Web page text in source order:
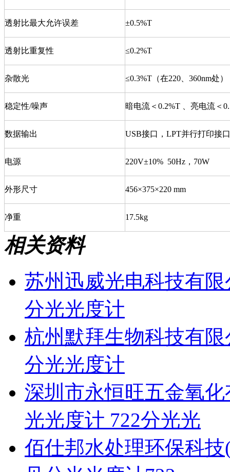
透射比最大允许误差 ±0.5%T
透射比重复性 ≤0.2%T
杂散光 ≤0.3%T（在220、360nm处）
稳定性/噪声 暗电流＜0.2%T 、亮电流＜
数据输出 USB接口，LPT并行打印接口
电源 220V±10% 50Hz，70W
外形尺寸 456×375×220 mm
净重 17.5kg
相关资料
苏州迅威光电科技有
分光光度计
杭州默拜生物科技有
分光光度计
深圳市永恒旺五金氧
光光度计 722分光光
佰仕邦水处理环保科